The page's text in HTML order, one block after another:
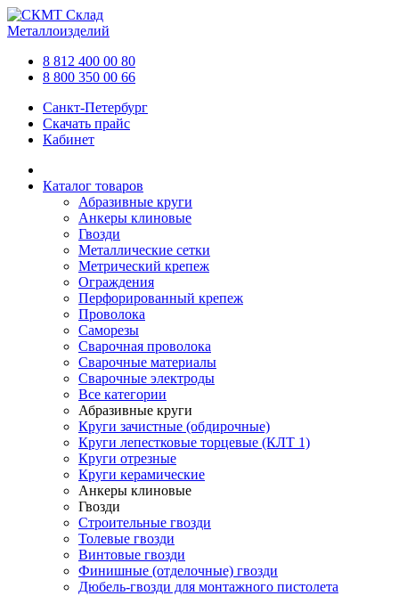
Склад
Металлоизделий
8 812 400 00 80
8 800 350 00 66
Санкт-Петербург
Скачать прайс
Кабинет
Каталог товаров
Абразивные круги
Анкеры клиновые
Гвозди
Металлические сетки
Метрический крепеж
Ограждения
Перфорированный крепеж
Проволока
Саморезы
Сварочная проволока
Сварочные материалы
Сварочные электроды
Все категории
Абразивные круги
Круги зачистные (обдирочные)
Круги лепестковые торцевые (КЛТ 1)
Круги отрезные
Круги керамические
Анкеры клиновые
Гвозди
Строительные гвозди
Толевые гвозди
Винтовые гвозди
Финишные (отделочные) гвозди
Дюбель-гвозди для монтажного пистолета